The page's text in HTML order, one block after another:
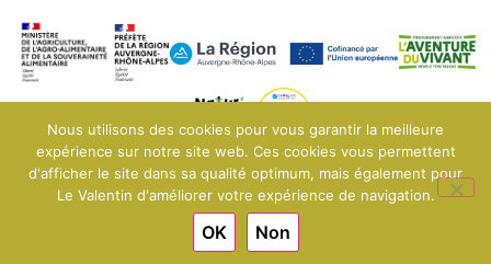
© 2025 EPLEFPA Le Valentin - Bourg-lès-Valence
Mentions légales
Conditions générales de vente
Nous utilisons des cookies pour vous garantir la meilleure
expérience sur notre site web. Ces cookies vous permettent
d'afficher le site dans sa qualité optimum, mais également pour
Le Valentin d'améliorer votre expérience de navigation.
OK Non
Engagé pour l’environnement : compensation de l’impact
carbone de notre site internetEn savoir +